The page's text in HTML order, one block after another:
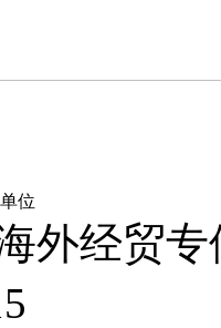
位
外经贸